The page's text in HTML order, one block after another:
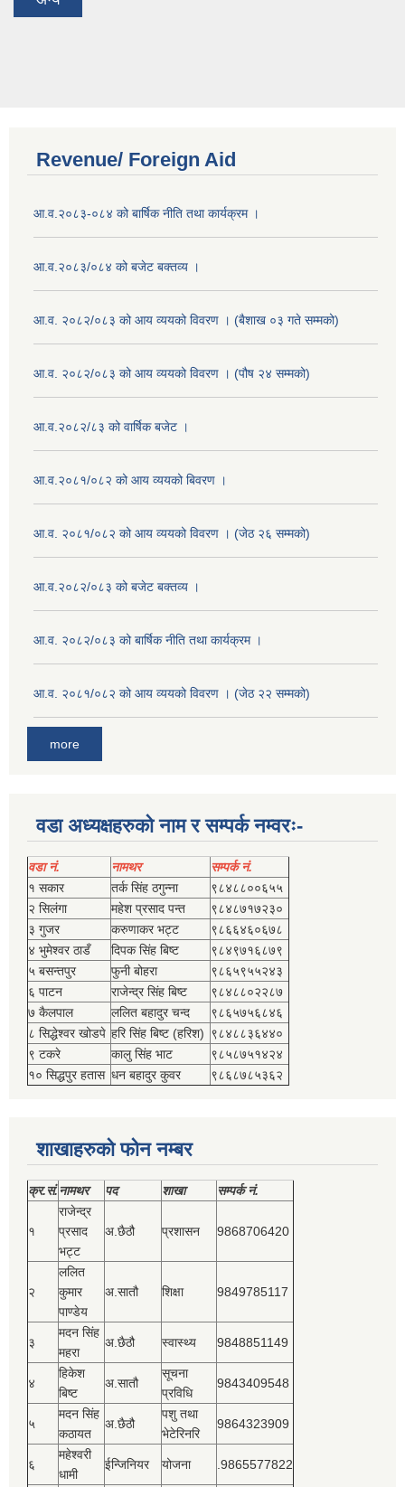
Revenue/ Foreign Aid
आ.व.२०८३-०८४ को बार्षिक नीति तथा कार्यक्रम ।
आ.व.२०८३/०८४ को बजेट बक्तव्य ।
आ.व. २०८२/०८३ को आय व्ययको विवरण । (बैशाख ०३ गते सम्मको)
आ.व. २०८२/०८३ को आय व्ययको विवरण । (पौष २४ सम्मको)
आ.व.२०८२/८३ को वार्षिक बजेट ।
आ.व.२०८१/०८२ को आय व्ययको बिवरण ।
आ.व. २०८१/०८२ को आय व्ययको विवरण । (जेठ २६ सम्मको)
आ.व.२०८२/०८३ को बजेट बक्तव्य ।
आ.व. २०८२/०८३ को बार्षिक नीति तथा कार्यक्रम ।
आ.व. २०८१/०८२ को आय व्ययको विवरण । (जेठ २२ सम्मको)
more
वडा अध्यक्षहरुको नाम र सम्पर्क नम्वरः-
वडा नं. नामथर
सम्पर्क नं.
१ सकार
तर्क सिंह ठगुन्‍ना
९८४८८००६५५
२ सिलंगा
महेश प्रसाद पन्त
९८४८७१७२३०
३ गुजर
करुणाकर भट्ट
९८६६४६०६७८
४ भुमेश्‍वर ठाडँ
दिपक सिंह बिष्‍ट
९८४९७१६८७९
५ बसन्तपुर
फुनी बोहरा
९८६५९५५२४३
६ पाटन
राजेन्द्र सिंह बिष्‍ट
९८४८८०२२८७
७ कैलपाल
ललित बहादुर चन्द
९८६५७५६८४६
८ सिद्धेश्‍वर खोडपे हरि सिंह बिष्‍ट (हरिश) ९८४८८३६४४०
९ टकरे
कालु सिंह भाट
९८५८७५१४२४
१० सिद्धपुर हतास धन बहादुर कुवर ९८६८७८५३६२
शाखाहरुको फोन नम्बर
क्र.सं.नामथर पद शाखा सम्‍पर्क नं.
१
राजेन्द्र
प्रसाद
भट्ट
अ.छैठौ प्रशासन 9868706420
२
ललित
कुमार
पाण्डेय
अ.सातौ शिक्षा 9849785117
३
मदन सिंह
महरा
अ.छैठौ स्वास्थ्य 9848851149
४
हिकेश
बिष्‍ट
अ.सातौ
सूचना
प्रविधि
9843409548
५
मदन सिंह
कठायत
अ.छैठौ
पशु तथा
भेटेरिनरि
9864323909
६
महेश्‍वरी
धामी
ईन्जिनियर योजना .9865577822